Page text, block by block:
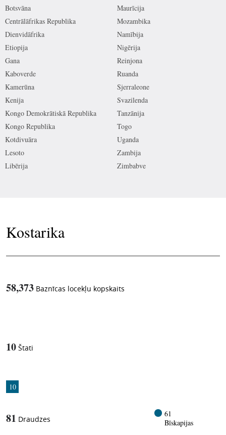
Botsvāna
Centrālāfrikas Republika
Dienvidāfrika
Etiopija
Gana
Kaboverde
Kamerūna
Kenija
Kongo Demokrātiskā Republika
Kongo Republika
Kotdivuāra
Lesoto
Libērija
Maurīcija
Mozambika
Namībija
Nigērija
Reinjona
Ruanda
Sjerraleone
Svazilenda
Tanzānija
Togo
Uganda
Zambija
Zimbabve
Kostarika
58,373 Baznīcas locekļu kopskaits
10 Štati
10
81 Draudzes
61
Bīskapijas